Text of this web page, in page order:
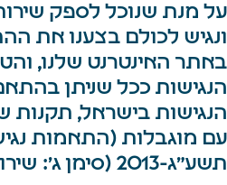
על מנת שנוכל לספק
ונגיש לכולם בצענו את
באתר האינטרנט שלנו,
הנגישות ככל שניתן
הנגישות בישראל, תקנות
עם מוגבלות (התאמות
תשע”ג-2013 (סימן ג’: שירותי האינטרנט),